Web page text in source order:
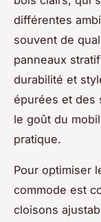
différentes
souvent de
panneaux
durabilité et
épurées et des
le goût du
pratique.
Pour optimiser
commode est
cloisons